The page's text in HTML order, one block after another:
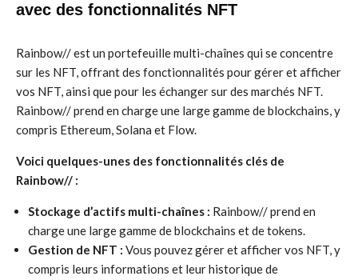
avec des fonctionnalités NFT
Rainbow// est un portefeuille multi-chaînes qui se concentre
sur les NFT, offrant des fonctionnalités pour gérer et afficher
vos NFT, ainsi que pour les échanger sur des marchés NFT.
Rainbow// prend en charge une large gamme de blockchains, y
compris Ethereum, Solana et Flow.
Voici quelques-unes des fonctionnalités clés de
Rainbow// :
Stockage d’actifs multi-chaînes : Rainbow// prend en
charge une large gamme de blockchains et de tokens.
Gestion de NFT : Vous pouvez gérer et afficher vos NFT, y
compris leurs informations et leur historique de